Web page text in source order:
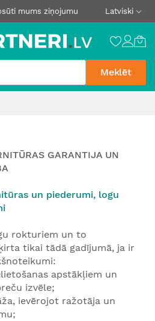
mums ziņojumu Latviski
Meklēt
GARANTIJA UN
un piederumi, logu
rokturiem un to
tikai tādā gadījumā, ja ir
apstākļiem un
izvēle;
ievērojot ražotāja un